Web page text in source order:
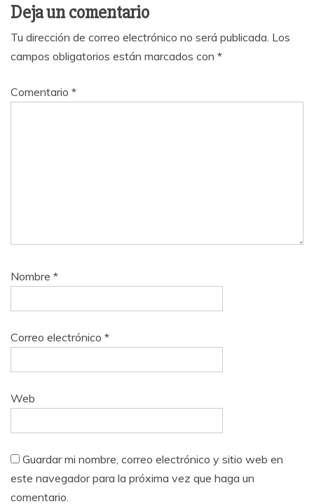
Deja un comentario
Tu dirección de correo electrónico no será publicada. Los
campos obligatorios están marcados con *
Comentario *
Nombre *
Correo electrónico *
Web
Guardar mi nombre, correo electrónico y sitio web en
este navegador para la próxima vez que haga un
comentario.